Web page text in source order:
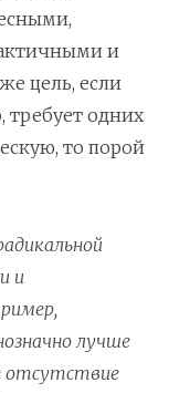
и
цель, если
требует одних
то порой
и
лучше
отсутствие